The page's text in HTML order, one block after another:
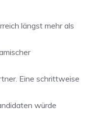
längst mehr als
Eine schrittweise
würde